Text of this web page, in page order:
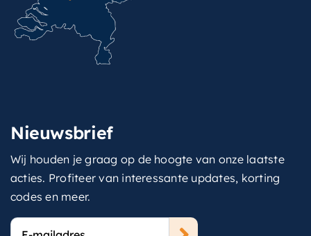
Nieuwsbrief
Wij houden je graag op de hoogte van onze laatste
acties. Profiteer van interessante updates, korting
codes en meer.
E-